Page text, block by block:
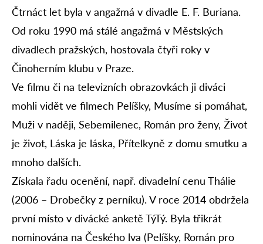
Čtrnáct let byla v angažmá v divadle E. F. Buriana.
Od roku 1990 má stálé angažmá v Městských
divadlech pražských, hostovala čtyři roky v
Činoherním klubu v Praze.
Ve filmu či na televizních obrazovkách ji diváci
mohli vidět ve filmech Pelíšky, Musíme si pomáhat,
Muži v naději, Sebemilenec, Román pro ženy, Život
je život, Láska je láska, Přítelkyně z domu smutku a
mnoho dalších.
Získala řadu ocenění, např. divadelní cenu Thálie
(2006 – Drobečky z perníku). V roce 2014 obdržela
první místo v divácké anketě TýTý. Byla třikrát
nominována na Českého lva (Pelíšky, Román pro